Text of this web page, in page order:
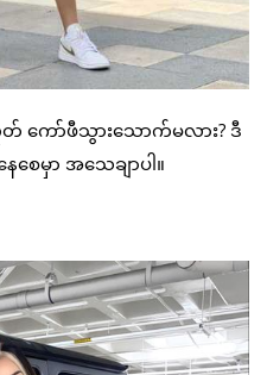
ကော်ဖီသွားသောက်မလား? ဒီ
မှာ အသေချာပါ။